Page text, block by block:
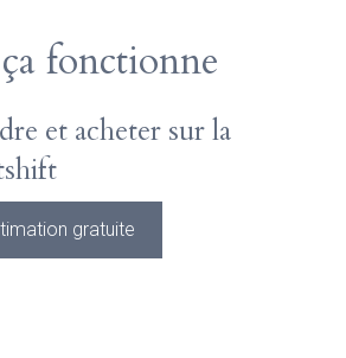
fonctionne
et acheter sur la
gratuite